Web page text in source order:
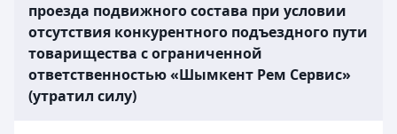
проезда подвижного состава при условии
отсутствия конкурентного подъездного пути
товарищества с ограниченной
ответственностью «Шымкент Рем Сервис»
(утратил силу)